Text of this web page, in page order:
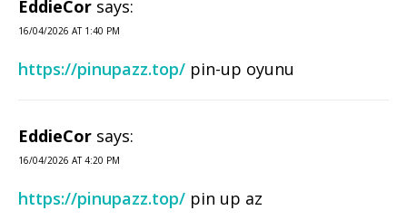
EddieCor says:
16/04/2026 AT 1:40 PM
https://pinupazz.top/ pin-up oyunu
EddieCor says:
16/04/2026 AT 4:20 PM
https://pinupazz.top/ pin up az